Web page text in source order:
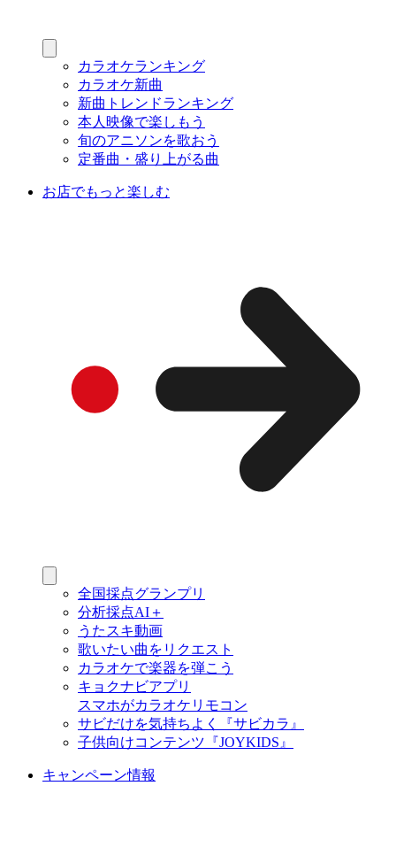
カラオケランキング
カラオケ新曲
新曲トレンドランキング
本人映像で楽しもう
旬のアニソンを歌おう
定番曲・盛り上がる曲
お店でもっと楽しむ
全国採点グランプリ
分析採点AI＋
うたスキ動画
歌いたい曲をリクエスト
カラオケで楽器を弾こう
キョクナビアプリ
スマホがカラオケリモコン
サビだけを気持ちよく『サビカラ』
子供向けコンテンツ『JOYKIDS』
キャンペーン情報